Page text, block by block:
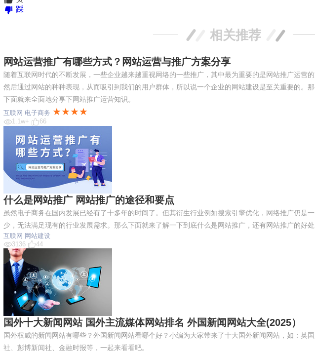
踩
相关推荐
网站运营推广有哪些方式？网站运营与推广方案分享
随着互联网时代的不断发展，一些企业越来越重视网络的一些推广，其中最为重要的是网站推广运营
然后通过网站的种种表现，从而吸引到我们的用户群体，所以说一个企业的网站建设是至关重要的。
下面就来全面地分享下网站推广运营知识。
互联网 电子商务 ★★★★
1.1w+ 66
什么是网站推广 网站推广的途径和要点
虽然电子商务在国内发展已经有了十多年的时间了。但其衍生行业例如搜索引擎优化，网络推广仍是
少，无法满足现有的行业发展需求。那么下面就来了解一下到底什么是网站推广，还有网站推广的好处
互联网 网站建设
3136
44
国外十大新闻网站 国外主流媒体网站排名 外国新闻网站大全(2025）
国外权威的新闻网站有哪些？外国新闻网站看哪个好？小编为大家带来了十大国外新闻网站，如：英
社、彭博新闻社、金融时报等，一起来看看吧。